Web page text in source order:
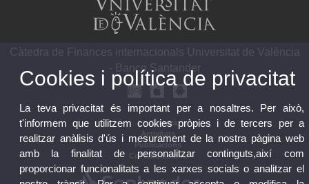
Càtedra de Finances internacionals Universitat de València
- Banco Santander
La Càtedra
Activitats
Publicacions
Col·laboracions
Cookies i política de privacitat
La teva privacitat és important per a nosaltres. Per això,
t'informem que utilitzem cookies pròpies i de tercers per a
realitzar anàlisis d'ús i mesurament de la nostra pàgina web
amb la finalitat de personalitzar continguts,així com
proporcionar funcionalitats a les xarxes socials o analitzar el